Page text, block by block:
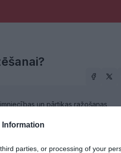
Information
parties, or processing of your
un pārtikas ražošanas